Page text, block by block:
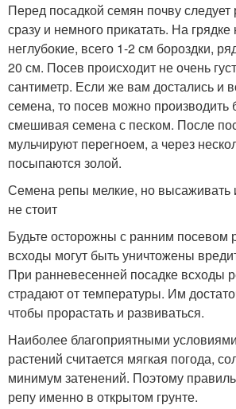
Перед посадкой семян почву следует
сразу и немного прикатать. На
неглубокие, всего 1-2 см бороздки,
20 см. Посев происходит не очень
сантиметр. Если же вам достались и
семена, то посев можно производить
смешивая семена с песком. После
мульчируют перегноем, а через
посыпаются золой.
Семена репы мелкие, но высаживать
не стоит
Будьте осторожны с ранним посевом
всходы могут быть уничтожены
При ранневесенней посадке всходы
страдают от температуры. Им
чтобы прорастать и развиваться.
Наиболее благоприятными
растений считается мягкая погода,
минимум затенений. Поэтому
репу именно в открытом грунте.